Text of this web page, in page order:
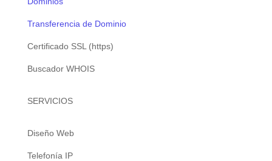
Transferencia de Dominio
Certificado SSL (https)
Buscador WHOIS
SERVICIOS
Diseño Web
Telefonía IP